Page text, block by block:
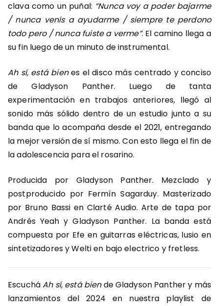
clava como un puñal: “Nunca voy a poder bajarme
/ nunca venís a ayudarme / siempre te perdono
todo pero / nunca fuiste a verme”. El camino llega a
su fin luego de un minuto de instrumental.
Ah sí, está bienes el disco más centrado y conciso
de Gladyson Panther. Luego de tanta
experimentación en trabajos anteriores, llegó al
sonido más sólido dentro de un estudio junto a su
banda que lo acompaña desde el 2021, entregando
la mejor versión de sí mismo. Con esto llega el fin de
la adolescencia para el rosarino.
Producida por Gladyson Panther. Mezclado y
postproducido por Fermín Sagarduy. Masterizado
por Bruno Bassi en Clarté Audio. Arte de tapa por
Andrés Yeah y Gladyson Panther. La banda está
compuesta por Efe en guitarras eléctricas, lusio en
sintetizadores y Welti en bajo electrico y fretless.
EscucháAh sí, está biende Gladyson Panther y más
lanzamientos del 2024 en nuestra playlist de